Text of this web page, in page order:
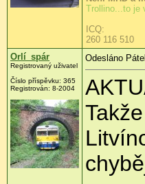
Trollino...to je
ICQ:
260 116 510
Orlí_spár
Registrovaný uživatel
Číslo příspěvku: 365
Registrován: 8-2004
Odesláno